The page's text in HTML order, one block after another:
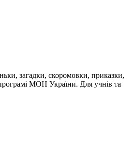
загадки, скоромовки, приказки,
МОН України. Для учнів та